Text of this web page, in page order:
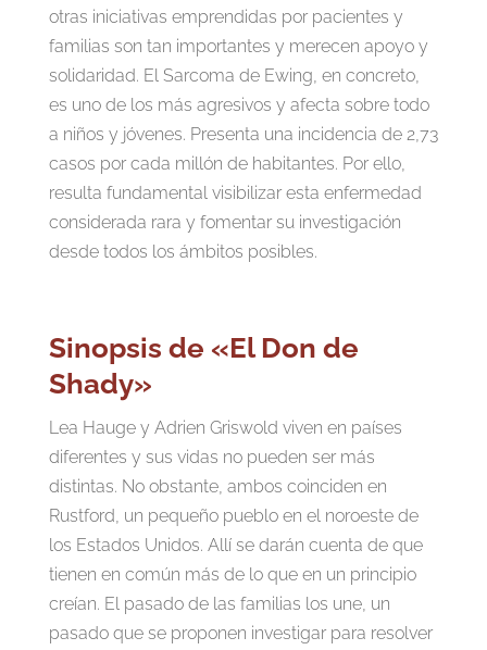
otras iniciativas emprendidas por pacientes y
familias son tan importantes y merecen apoyo y
solidaridad. El Sarcoma de Ewing, en concreto,
es uno de los más agresivos y afecta sobre todo
a niños y jóvenes. Presenta una incidencia de 2,73
casos por cada millón de habitantes. Por ello,
resulta fundamental visibilizar esta enfermedad
considerada rara y fomentar su investigación
desde todos los ámbitos posibles.
Sinopsis de «El Don de
Shady»
Lea Hauge y Adrien Griswold viven en países
diferentes y sus vidas no pueden ser más
distintas. No obstante, ambos coinciden en
Rustford, un pequeño pueblo en el noroeste de
los Estados Unidos. Allí se darán cuenta de que
tienen en común más de lo que en un principio
creían. El pasado de las familias los une, un
pasado que se proponen investigar para resolver